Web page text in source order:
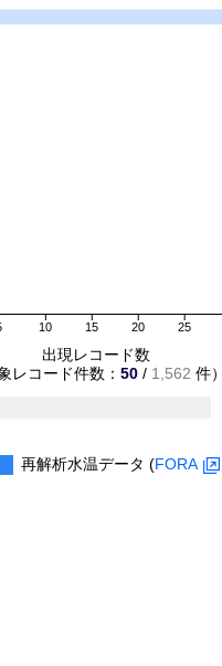
10 15 20 25
出現レコード数
レコード件数： 50 / 1,562 件
再解析水温データ (FORA